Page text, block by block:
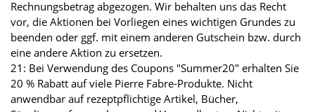
Rechnungsbetrag abgezogen. Wir behalten uns das Recht
vor, die Aktionen bei Vorliegen eines wichtigen Grundes zu
beenden oder ggf. mit einem anderen Gutschein bzw. durch
eine andere Aktion zu ersetzen.
21: Bei Verwendung des Coupons "Summer20" erhalten Sie
20 % Rabatt auf viele Pierre Fabre-Produkte. Nicht
anwendbar auf rezeptpflichtige Artikel, Bücher,